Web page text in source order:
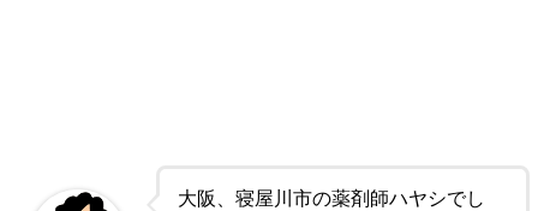
大阪、寝屋川市の薬剤師ハヤシでし